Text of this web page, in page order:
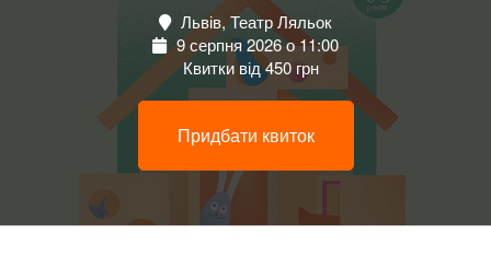
Львів, Театр Ляльок
9 серпня 2026 о 11:00
Квитки від 450 грн
Придбати квиток